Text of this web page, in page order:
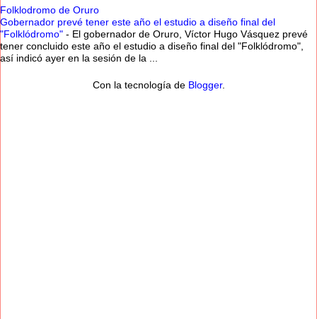
Folklodromo de Oruro
Gobernador prevé tener este año el estudio a diseño final del
"Folklódromo" - El gobernador de Oruro, Víctor Hugo Vásquez prevé
tener concluido este año el estudio a diseño final del "Folklódromo",
así indicó ayer en la sesión de la ...
Con la tecnología de Blogger.